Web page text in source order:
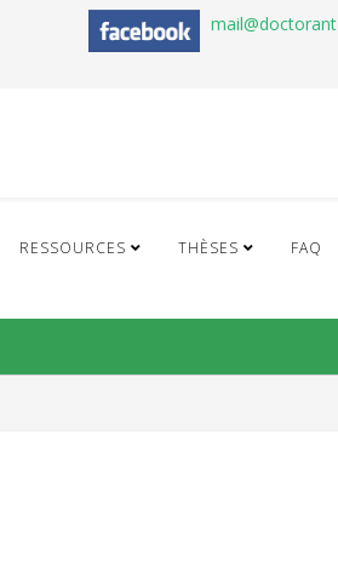
mail@doctorant
RESSOURCES THÈSES FAQ